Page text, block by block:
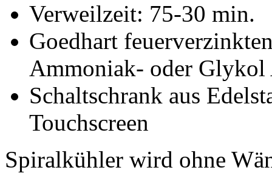
Verweilzeit: 75-30 min.
Goedhart
Ammoniak- oder Glykol
Schaltschrank aus
Touchscreen
Spiralkühler wird ohne